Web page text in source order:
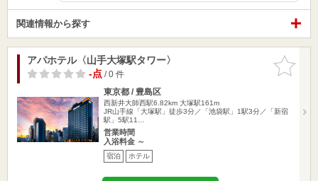
関連情報から探す
お気に入
りに追加
アパホテル〈山手大塚駅タワー〉
-点/ 0 件
東京都 / 豊島区
西新井大師西駅6.82km 大塚駅161m
JR山手線「大塚駅」徒歩3分／「池袋駅」1駅3分／「新宿
駅」5駅11…
営業時間
入浴料金 ～
宿泊 ホテル